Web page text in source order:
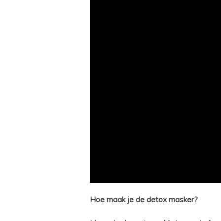
Hoe maak je de detox masker?